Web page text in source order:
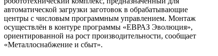
автоматической загрузки заготовок в обрабатывающие
центры с числовым программным управлением. Монтаж
осуществлён в контуре программы «ЕВРАЗ Эволюция»,
ориентированной на рост производительности, сообщает
«Металлоснабжение и сбыт».